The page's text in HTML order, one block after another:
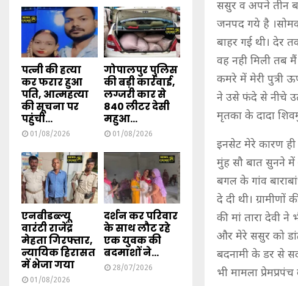
ससुर व अपने तीन
जनपद गये है
बाहर गई थी। देर
वह नही मिली तब
कमरे में मेरी पुत्री
ने उसे फंदे से नीचे
मृतका के दादा
इनसेट मेरे कारण ही
मुंह सौ बात सुनने में
बगल के गांव
दे दी थी।
की मां तारा देवी
और मेरे ससुर को
बदनामी के डर से
भी मामला
पत्नी की हत्या
कर फरार हुआ
पति, आत्महत्या
की सूचना पर
पहुंची...
01/08/2026
गोपालपुर पुलिस
की बड़ी कार्रवाई,
लग्जरी कार से
840 लीटर देसी
महुआ...
01/08/2026
एनबीडब्ल्यू
वारंटी राजेंद्र
मेहता गिरफ्तार,
न्यायिक हिरासत
में भेजा गया
01/08/2026
दर्शन कर परिवार
के साथ लौट रहे
एक युवक की
बदमाशों ने...
28/07/2026